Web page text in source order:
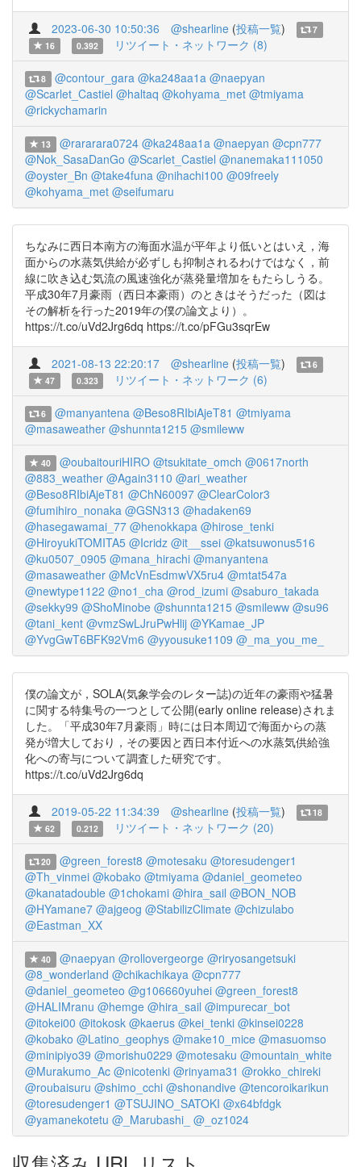
2023-06-30 10:50:36 @shearline (投稿一覧)
7
16
0.392 リツイート・ネットワーク (8)
8 @contour_gara @ka248aa1a @naepyan
@Scarlet_Castiel @haltaq @kohyama_met @tmiyama
@rickychamarin
13 @rararara0724 @ka248aa1a @naepyan @cpn777
@Nok_SasaDanGo @Scarlet_Castiel @nanemaka111050
@oyster_Bn @take4funa @nihachi100 @09freely
@kohyama_met @seifumaru
ちなみに西日本南方の海面水温が平年より低いとはいえ，海
面からの水蒸気供給が必ずしも抑制されるわけではなく，前
線に吹き込む気流の風速強化が蒸発量増加をもたらしうる。
平成30年7月豪雨（西日本豪雨）のときはそうだった（図は
その解析を行った2019年の僕の論文より）。
https://t.co/uVd2Jrg6dq https://t.co/pFGu3sqrEw
2021-08-13 22:20:17 @shearline (投稿一覧)
6
47
0.323 リツイート・ネットワーク (6)
6 @manyantena @Beso8RIbiAjeT81 @tmiyama
@masaweather @shunnta1215 @smileww
40 @oubaitouriHIRO @tsukitate_omch @0617north
@883_weather @Again3110 @ari_weather
@Beso8RIbiAjeT81 @ChN60097 @ClearColor3
@fumihiro_nonaka @GSN313 @hadaken69
@hasegawamai_77 @henokkapa @hirose_tenki
@HiroyukiTOMITA5 @Icridz @it__ssei @katsuwonus516
@ku0507_0905 @mana_hirachi @manyantena
@masaweather @McVnEsdmwVX5ru4 @mtat547a
@newtype1122 @no1_cha @rod_izumi @saburo_takada
@sekky99 @ShoMinobe @shunnta1215 @smileww @su96
@tani_kent @vmzSwLJruPwHlij @YKamae_JP
@YvgGwT6BFK92Vm6 @yyousuke1109 @_ma_you_me_
僕の論文が，SOLA(気象学会のレター誌)の近年の豪雨や猛暑
に関する特集号の一つとして公開(early online release)されま
した。「平成30年7月豪雨」時には日本周辺で海面からの蒸
発が増大しており，その要因と西日本付近への水蒸気供給強
化への寄与について調査した研究です。
https://t.co/uVd2Jrg6dq
2019-05-22 11:34:39 @shearline (投稿一覧)
18
62
0.212 リツイート・ネットワーク (20)
20 @green_forest8 @motesaku @toresudenger1
@Th_vinmei @kobako @tmiyama @daniel_geometeo
@kanatadouble @1chokami @hira_sail @BON_NOB
@HYamane7 @ajgeog @StabilizClimate @chizulabo
@Eastman_XX
40 @naepyan @rollovergeorge @riryosangetsuki
@8_wonderland @chikachikaya @cpn777
@daniel_geometeo @g106660yuhei @green_forest8
@HALIMranu @hemge @hira_sail @impurecar_bot
@itokei00 @itokosk @kaerus @kei_tenki @kinsei0228
@kobako @Latino_geophys @make10_mice @masuomso
@minipiyo39 @morishu0229 @motesaku @mountain_white
@Murakumo_Ac @nicotenki @rinyama31 @rokko_chireki
@roubaisuru @shimo_cchi @shonandive @tencoroikarikun
@toresudenger1 @TSUJINO_SATOKI @x64bfdgk
@yamanekotetu @_Marubashi_ @_oz1024